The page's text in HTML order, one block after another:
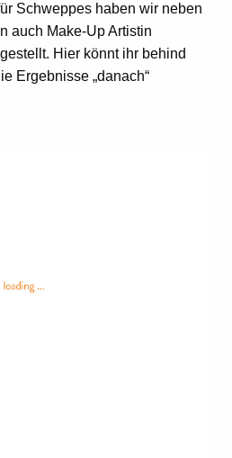
Schweppes haben wir neben
auch Make-Up Artistin
Hier könnt ihr behind
Ergebnisse „danach“